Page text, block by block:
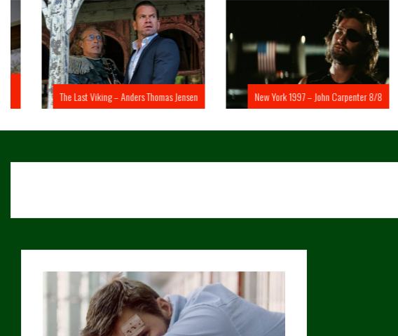
The Last Viking – Anders Thomas Jensen New York 1997 – John Carpenter 8/8